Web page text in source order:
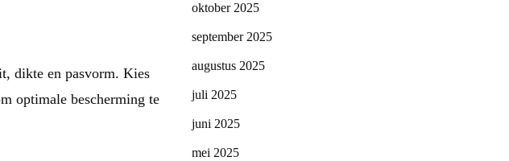
dikte en pasvorm. Kies
optimale bescherming te
oktober 2025
september 2025
augustus 2025
juli 2025
juni 2025
mei 2025